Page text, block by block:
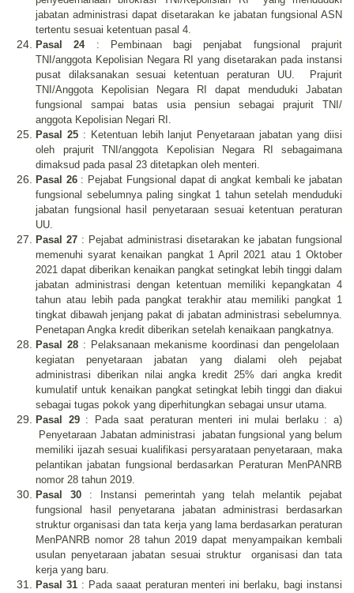
jabatan administrasi dapat disetarakan ke jabatan fungsional ASN
tertentu sesuai ketentuan pasal 4.
Pasal 24: Pembinaan bagi penjabat fungsional prajurit
TNI/anggota Kepolisian Negara RI yang disetarakan pada instansi
pusat dilaksanakan sesuai ketentuan peraturan UU.
Prajurit
TNI/Anggota Kepolisian Negara RI dapat menduduki Jabatan
fungsional sampai batas usia pensiun sebagai prajurit TNI/
anggota Kepolisian Negari RI.
Pasal 25: Ketentuan lebih lanjut Penyetaraan jabatan yang diisi
oleh prajurit TNI/anggota Kepolisian Negara RI sebagaimana
dimaksud pada pasal 23 ditetapkan oleh menteri.
Pasal 26: Pejabat Fungsional dapat di angkat kembali ke jabatan
fungsional sebelumnya paling singkat 1 tahun setelah menduduki
jabatan fungsional hasil penyetaraan sesuai ketentuan peraturan
UU.
Pasal 27 : Pejabat administrasi disetarakan ke jabatan fungsional
memenuhi syarat kenaikan pangkat 1 April 2021 atau 1 Oktober
2021 dapat diberikan kenaikan pangkat setingkat lebih tinggi dalam
jabatan administrasi dengan ketentuan memiliki kepangkatan 4
tahun atau lebih pada pangkat terakhir atau memiliki pangkat 1
tingkat dibawah jenjang pakat di jabatan administrasi sebelumnya.
Penetapan Angka kredit diberikan setelah kenaikaan pangkatnya.
Pasal 28: Pelaksanaan mekanisme koordinasi dan pengelolaan
kegiatan penyetaraan jabatan yang dialami oleh pejabat
administrasi diberikan nilai angka kredit 25% dari angka kredit
kumulatif untuk kenaikan pangkat setingkat lebih tinggi dan diakui
sebagai tugas pokok yang diperhitungkan sebagai unsur utama.
Pasal 29: Pada saat peraturan menteri ini mulai berlaku : a)
Penyetaraan Jabatan administrasi
jabatan fungsional yang belum
memiliki ijazah sesuai kualifikasi persyarataan penyetaraan, maka
pelantikan jabatan fungsional berdasarkan Peraturan MenPANRB
nomor 28 tahun 2019.
Pasal 30: Instansi pemerintah yang telah melantik pejabat
fungsional hasil penyetarana jabatan administrasi berdasarkan
struktur organisasi dan tata kerja yang lama berdasarkan peraturan
MenPANRB nomor 28 tahun 2019 dapat menyampaikan kembali
usulan penyetaraan jabatan sesuai struktur
organisasi dan tata
kerja yang baru.
Pasal 31: Pada saaat peraturan menteri ini berlaku, bagi instansi